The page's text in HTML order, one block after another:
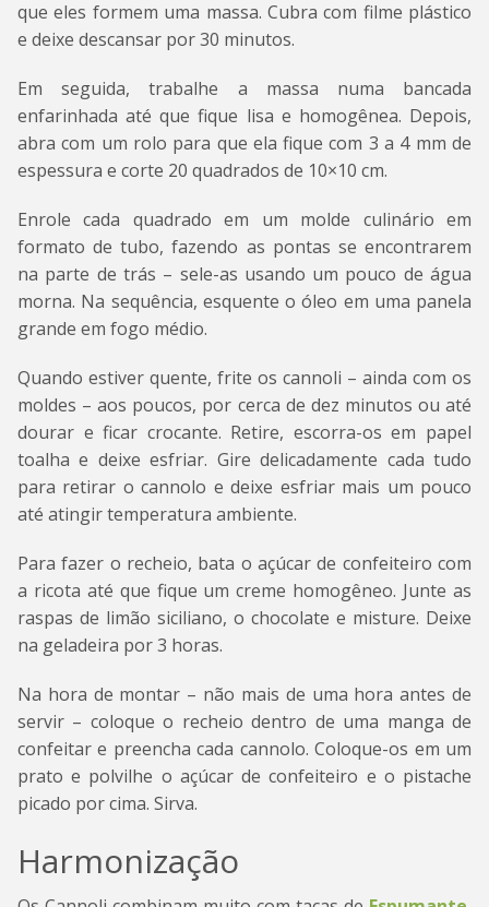
que eles formem uma massa. Cubra com filme plástico
e deixe descansar por 30 minutos.
Em seguida, trabalhe a massa numa bancada
enfarinhada até que fique lisa e homogênea. Depois,
abra com um rolo para que ela fique com 3 a 4 mm de
espessura e corte 20 quadrados de 10×10 cm.
Enrole cada quadrado em um molde culinário em
formato de tubo, fazendo as pontas se encontrarem
na parte de trás – sele-as usando um pouco de água
morna. Na sequência, esquente o óleo em uma panela
grande em fogo médio.
Quando estiver quente, frite os cannoli – ainda com os
moldes – aos poucos, por cerca de dez minutos ou até
dourar e ficar crocante. Retire, escorra-os em papel
toalha e deixe esfriar. Gire delicadamente cada tudo
para retirar o cannolo e deixe esfriar mais um pouco
até atingir temperatura ambiente.
Para fazer o recheio, bata o açúcar de confeiteiro com
a ricota até que fique um creme homogêneo. Junte as
raspas de limão siciliano, o chocolate e misture. Deixe
na geladeira por 3 horas.
Na hora de montar – não mais de uma hora antes de
servir – coloque o recheio dentro de uma manga de
confeitar e preencha cada cannolo. Coloque-os em um
prato e polvilhe o açúcar de confeiteiro e o pistache
picado por cima. Sirva.
Harmonização